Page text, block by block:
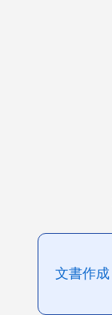
文書作成